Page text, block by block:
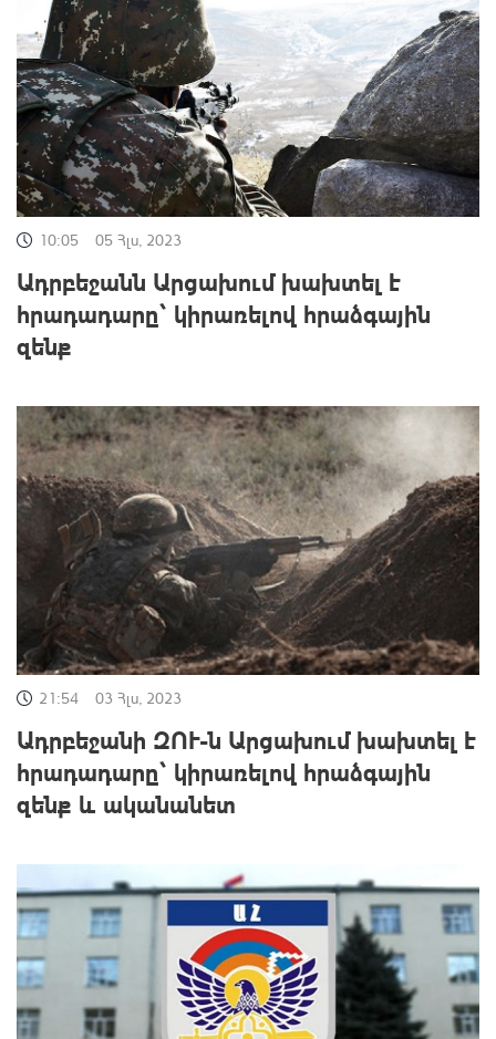
10:05 05 Հլս, 2023
Ադրբեջանն Արցախում խախտել է
հրադադարը` կիրառելով հրաձգային
զենք
21:54 03 Հլս, 2023
Ադրբեջանի ԶՈՒ-ն Արցախում խախտել է
հրադադարը` կիրառելով հրաձգային
զենք և ականանետ